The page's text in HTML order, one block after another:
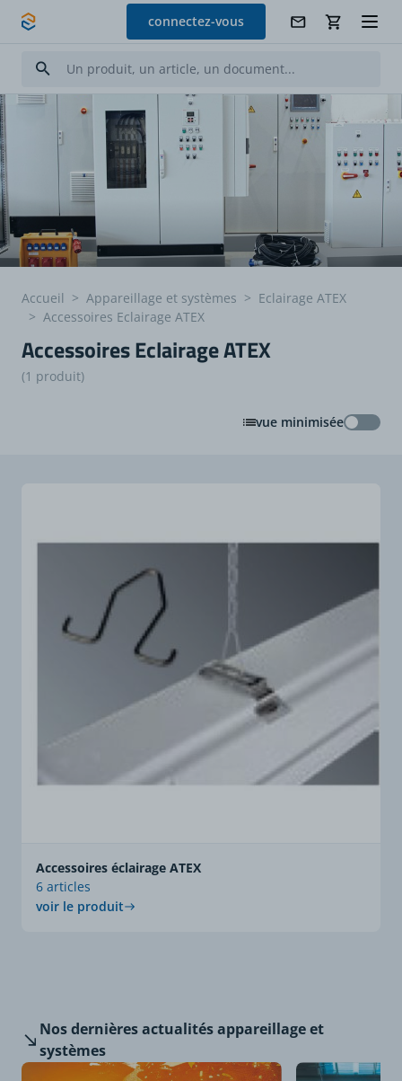
Allez au contenu
connectez-vous
Accueil > Appareillage et systèmes > Eclairage ATEX
> Accessoires Eclairage ATEX
Accessoires Eclairage ATEX
(1 produit)
vue minimiséevue
Accessoires éclairage ATEX
6 articles
voir le produit
Nos dernièresactualités appareillage et
systèmes